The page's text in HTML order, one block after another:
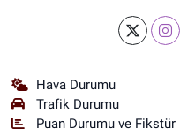
Hava Durumu
Trafik Durumu
Puan Durumu ve Fikstür